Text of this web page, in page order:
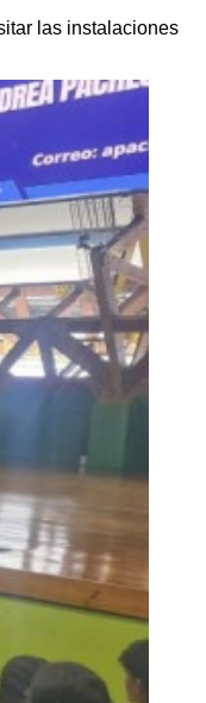
las instalaciones